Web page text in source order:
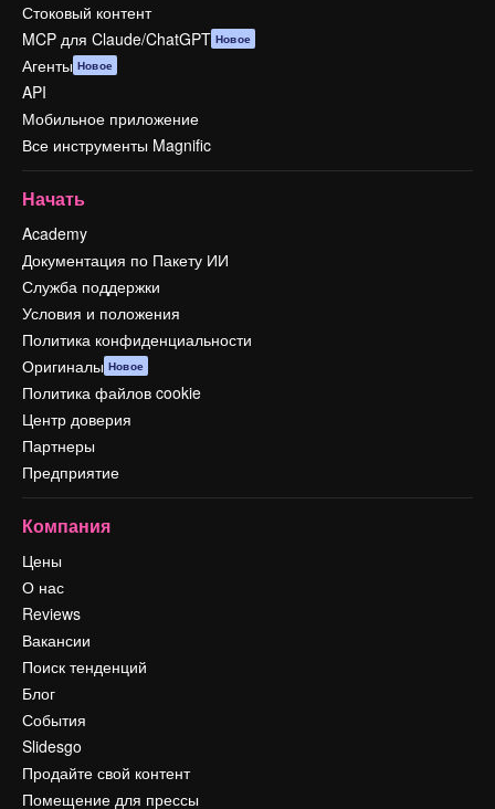
Стоковый контент
MCP для Claude/ChatGPT Новое
Агенты Новое
API
Мобильное приложение
Все инструменты Magnific
Начать
Academy
Документация по Пакету ИИ
Служба поддержки
Условия и положения
Политика конфиденциальности
Оригиналы Новое
Политика файлов cookie
Центр доверия
Партнеры
Предприятие
Компания
Цены
О нас
Reviews
Вакансии
Поиск тенденций
Блог
События
Slidesgo
Продайте свой контент
Помещение для прессы